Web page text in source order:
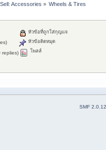
Accessories » Wheels & Tires
replies)
หัวข้อที่ถูกใส่กุญแจ
หัวข้อติดหมุด
โพลล์
SMF 2.0.12